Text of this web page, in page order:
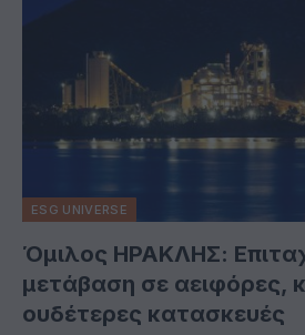
ESG UNIVERSE
Όμιλος ΗΡΑΚΛΗΣ:
μετάβαση σε αειφόρες,
ουδέτερες κατασκευές